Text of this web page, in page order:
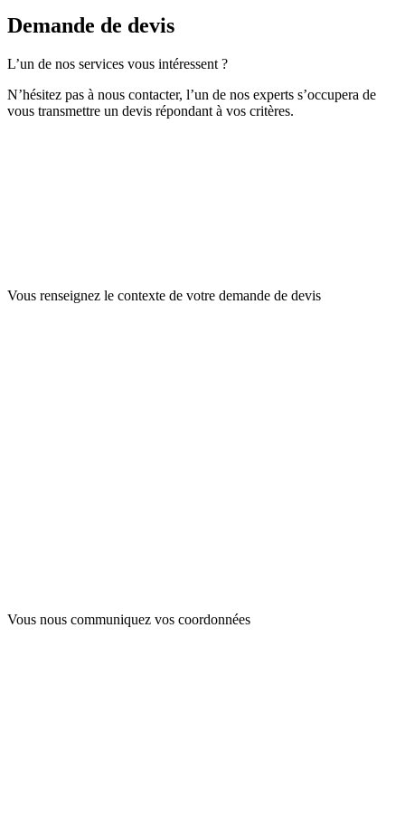
Demande de devis
L’un de nos services vous intéressent ?
N’hésitez pas à nous contacter, l’un de nos experts s’occupera de
vous transmettre un devis répondant à vos critères.
Vous renseignez le contexte de votre demande de devis
Vous nous communiquez vos coordonnées